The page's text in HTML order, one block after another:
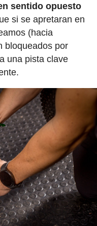
sentido opuesto
si se apretaran en
(hacia
bloqueados por
una pista clave